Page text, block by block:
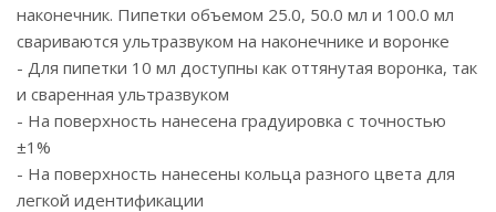
наконечник. Пипетки объемом 25.0, 50.0 мл и 100.0 мл
свариваются ультразвуком на наконечнике и воронке
- Для пипетки 10 мл доступны как оттянутая воронка, так
и сваренная ультразвуком
- На поверхность нанесена градуировка с точностью
±1%
- На поверхность нанесены кольца разного цвета для
легкой идентификации